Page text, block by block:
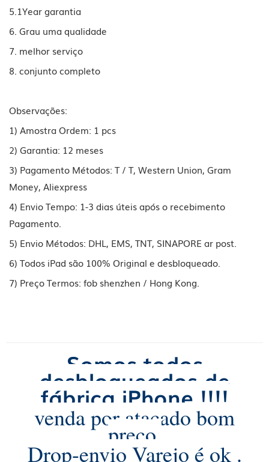
5.1Year garantia
6. Grau uma qualidade
7. melhor serviço
8. conjunto completo
Observações:
1) Amostra Ordem: 1 pcs
2) Garantia: 12 meses
3) Pagamento Métodos: T / T, Western Union, Gram
Money, Aliexpress
4) Envio Tempo: 1-3 dias úteis após o recebimento
Pagamento.
5) Envio Métodos: DHL, EMS, TNT, SINAPORE ar post.
6) Todos iPad são 100% Original e desbloqueado.
7) Preço Termos: fob shenzhen / Hong Kong.
Somos todos
desbloqueados de
fábrica iPhone !!!!
venda por atacado bom
preço,
Drop-envio Varejo é ok .